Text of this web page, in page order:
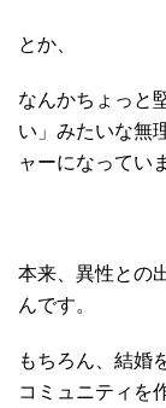
とか、
なんかちょっと
い」みたいな無
ャーになってい
本来、異性との
んです。
もちろん、結婚
コミュニティを